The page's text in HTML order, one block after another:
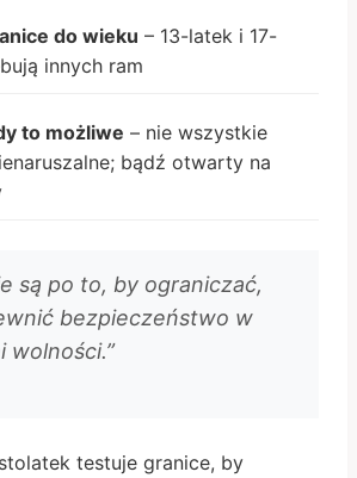
do wieku – 13-latek i 17-
innych ram
to możliwe – nie wszystkie
bądź otwarty na
są po to, by ograniczać,
bezpieczeństwo w
wolności.”
testuje granice, by